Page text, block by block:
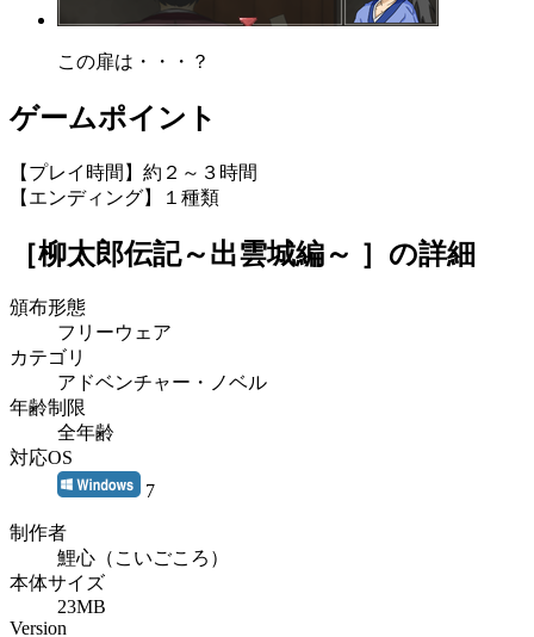
この扉は・・・？
ゲームポイント
【プレイ時間】約２～３時間
【エンディング】１種類
［柳太郎伝記～出雲城編～ ］ の詳細
頒布形態
フリーウェア
カテゴリ
アドベンチャー・ノベル
年齢制限
全年齢
対応OS
7
制作者
鯉心（こいごころ）
本体サイズ
23MB
Version